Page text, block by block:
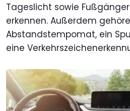
Tageslicht sowie
erkennen. Außerdem
Abstandstempomat, ein
eine